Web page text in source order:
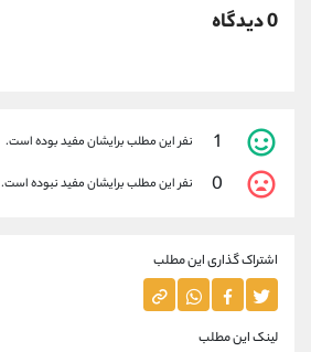
0 دیدگاه
1 نفر این مطلب برایشان مفید بوده است.
0 نفر این مطلب برایشان مفید نبوده است.
اشتراک گذاری این مطلب
لینک این مطلب